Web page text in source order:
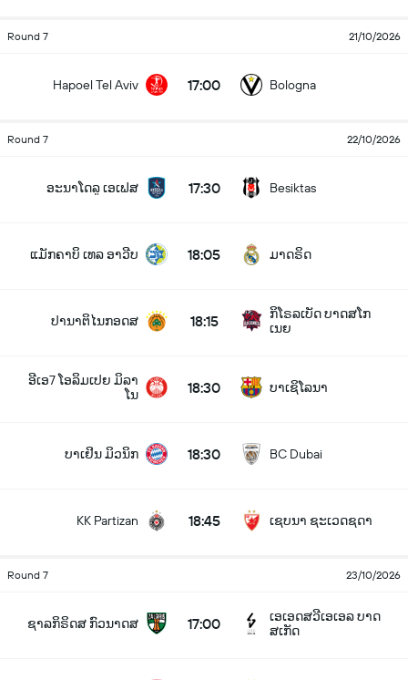
Round 7 21/10/2026
Hapoel Tel Aviv 17:00 Bologna
Round 7 22/10/2026
ອະນາໂດລູ ເອເຟສ 17:30 Besiktas
ແມັກຄາບິ ເທລ ອາວີບ 18:05 ມາດຣິດ
ປານາຕິໄນກອດສ 18:15
ກິໂຣລເບັດ ບາດສໂກ
ເນຍ
ອີເອ7 ໂອລິມເປຍ ມິລາ
ໂນ
18:30 ບາເຊິໂລນາ
ບາເຢິນ ມິວນິກ 18:30 BC Dubai
KK Partizan 18:45 ເຊບນາ ຊະເວດຊດາ
Round 7 23/10/2026
ຊາລກິຣິດສ ກົວນາດສ 17:00
ເອເອດສວີເອເອລ ບາດ
ສເກັດ